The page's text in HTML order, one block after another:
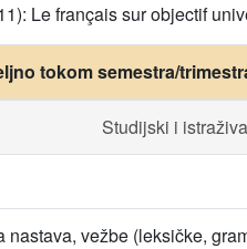
Le français sur objectif
tokom semestra/
Studijski i
nastava, vežbe (leksičke,